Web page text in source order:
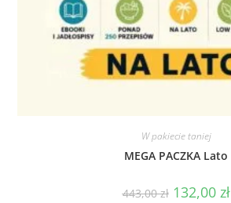
W pakiecie taniej
MEGA PACZKA Lato
443,00zł 132,00 zł